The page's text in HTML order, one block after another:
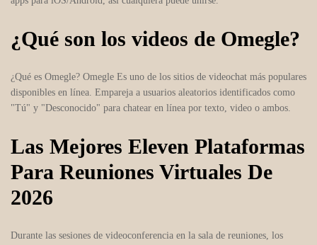
¿Qué son los videos de Omegle?
¿Qué es Omegle? Omegle Es uno de los sitios de videochat más populares
disponibles en línea. Empareja a usuarios aleatorios identificados como
"Tú" y "Desconocido" para chatear en línea por texto, video o ambos.
Las Mejores Eleven Plataformas
Para Reuniones Virtuales De
2026
Durante las sesiones de videoconferencia en la sala de reuniones, los